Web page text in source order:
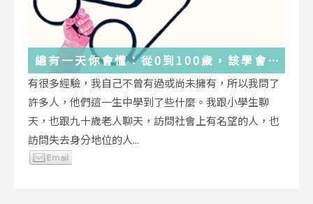
總有一天你會懂：從0到100歲，該學會
的人生大事，都在這些生活的小事裡了
有很多經驗，我自己不曾有過或尚未擁有，所以我問了
許多人，他們這一生中學到了些什麼。我跟小學生聊
天，也跟九十歲老人聊天，訪問社會上有名望的人，也
訪問失去身分地位的人...